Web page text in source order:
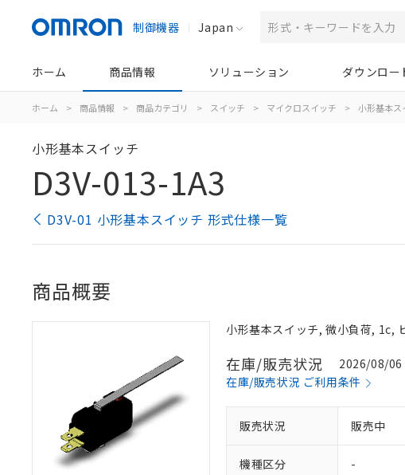
制御機器 Japan
ホーム 商品情報 ソリューション ダウンロー
ホーム > 商品情報 > 商品カテゴリ > スイッチ > マイクロスイッチ > 小形基本ス
小形基本スイッチ
D3V-013-1A3
D3V-01 小形基本スイッチ 形式仕様一覧
商品概要
小形基本スイッチ, 微小負荷, 1c,
在庫/販売状況
2026/08/06
在庫/販売状況 ご利用条件
販売状況 販売中
機種区分 -